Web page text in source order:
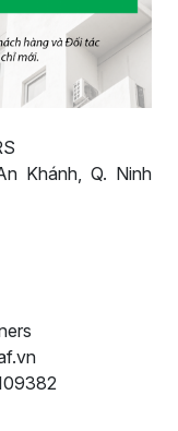
Khánh, Q. Ninh